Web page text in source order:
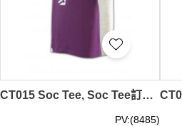
CT015 Soc Tee, Soc Tee訂做, classtee 做Soc衫, Soc t-shrt公司
PV:(8485)